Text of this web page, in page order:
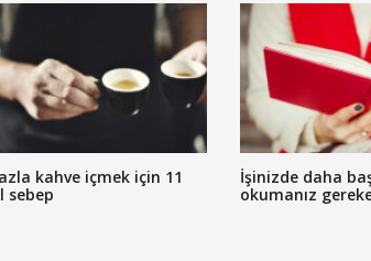
kahve içmek için 11
sebep
İşinizde daha
okumanız